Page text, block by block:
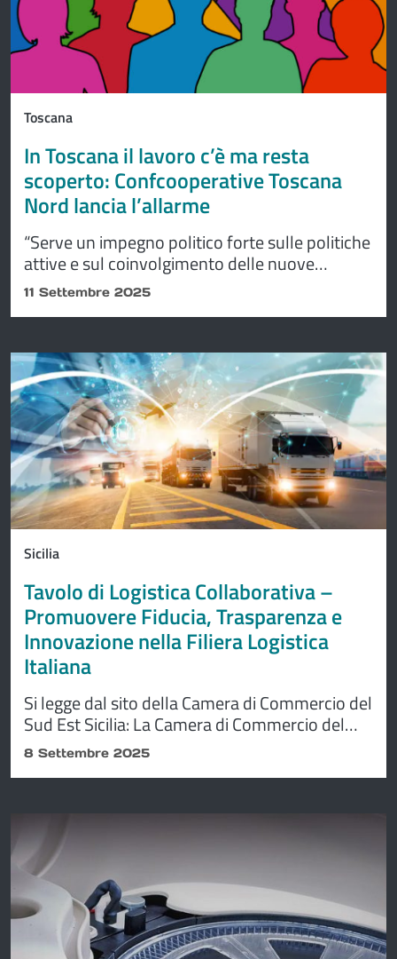
Toscana
In Toscana il lavoro c’è ma resta
scoperto: Confcooperative Toscana
Nord lancia l’allarme
“Serve un impegno politico forte sulle politiche
attive e sul coinvolgimento delle nuove
generazioni”
11 Settembre 2025
Sicilia
Tavolo di Logistica Collaborativa –
Promuovere Fiducia, Trasparenza e
Innovazione nella Filiera Logistica
Italiana
Si legge dal sito della Camera di Commercio del
Sud Est Sicilia: La Camera di Commercio del
Sud Est Sicilia e Uniontrasporti S.C.r.l.
Trasparenza e Innovazione nella Filiera
Logistica Italiana” con il supporto
organizzativo dell’Osservatorio Transport
Compliance Rating. L’incontro rappresenta
un’occasione per approfondire i temi della
logistica collaborativa, con
8 Settembre 2025